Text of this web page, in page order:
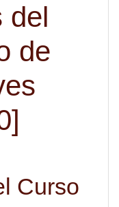
del
de
Curso